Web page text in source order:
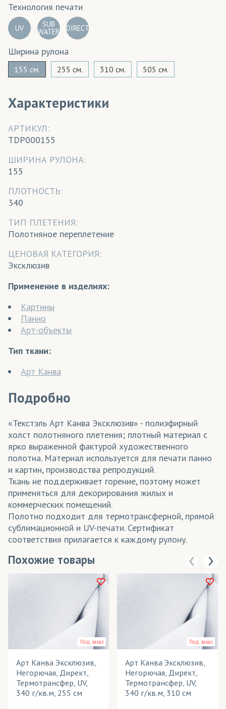
Технология печати
UV SUB
WATER DIRECT
Ширина рулона
155 см. 255 см. 310 см. 505 см.
Характеристики
АРТИКУЛ:
TDP000155
ШИРИНА РУЛОНА:
155
ПЛОТНОСТЬ:
340
ТИП ПЛЕТЕНИЯ:
Полотняное переплетение
ЦЕНОВАЯ КАТЕГОРИЯ:
Эксклюзив
Применение в изделиях:
Картины
Панно
Арт-объекты
Тип ткани:
Арт Канва
Подробно
«Текстэль Арт Канва Эксклюзив» - полиэфирный
холст полотняного плетения; плотный материал с
ярко выраженной фактурой художественного
полотна. Материал используется для печати панно
и картин, производства репродукций.
Ткань не поддерживает горение, поэтому может
применяться для декорирования жилых и
коммерческих помещений.
Полотно подходит для термотрансферной, прямой
сублимационной и UV-печати. Сертификат
соответствия прилагается к каждому рулону.
Похожие товары
Под заказ
Арт Канва Эксклюзив,
Негорючая, Директ,
Термотрансфер, UV,
340 г/кв.м, 255 см
Под заказ
Арт Канва Эксклюзив,
Негорючая, Директ,
Термотрансфер, UV,
340 г/кв.м, 310 см